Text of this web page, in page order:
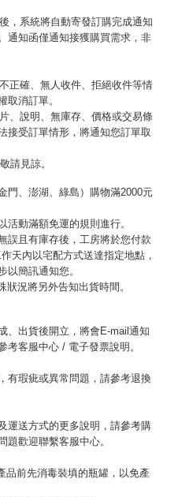
，系統將自動寄發訂購完成通知
通知函僅通知接獲購買需求，非
正確、無人收件、拒絕收件等情
取消訂單。
、說明、無庫存、價格或交易條
接受訂單情形，將通知您訂單取
請見諒。
門、澎湖、綠島）購物滿2000元
活動滿額免運的規則進行。
誤且有庫存後，工房將於您付款
天內以宅配方式送達指定地點，
以簡訊通知您。
狀況將另外告知出貨時間。
、出貨後開立，將會E-mail通知
考客服中心 / 電子發票說明。
有瑕疵或異常問題，請參考退換
運送方式的更多說明，請參考購
題歡迎聯繫客服中心。
品前先消毒裝填的瓶罐，以免產